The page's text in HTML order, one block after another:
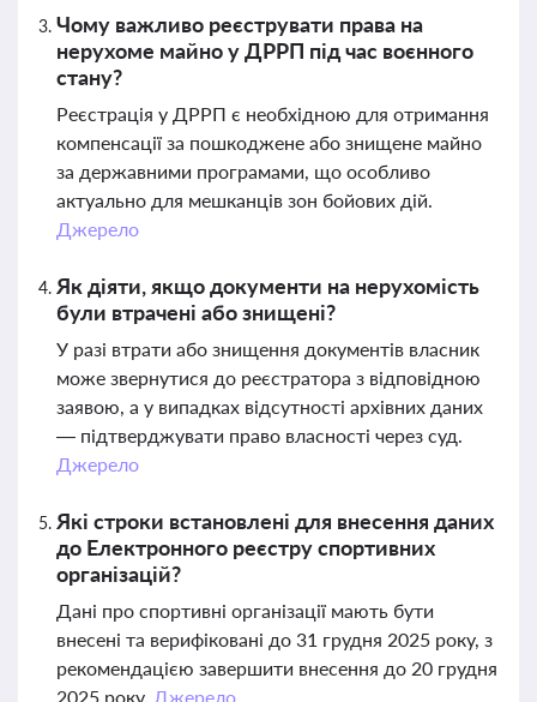
Чому важливо реєструвати права на
нерухоме майно у ДРРП під час воєнного
стану?
Реєстрація у ДРРП є необхідною для отримання
компенсації за пошкоджене або знищене майно
за державними програмами, що особливо
актуально для мешканців зон бойових дій.
Джерело
Як діяти, якщо документи на нерухомість
були втрачені або знищені?
У разі втрати або знищення документів власник
може звернутися до реєстратора з відповідною
заявою, а у випадках відсутності архівних даних
— підтверджувати право власності через суд.
Джерело
Які строки встановлені для внесення даних
до Електронного реєстру спортивних
організацій?
Дані про спортивні організації мають бути
внесені та верифіковані до 31 грудня 2025 року, з
рекомендацією завершити внесення до 20 грудня
2025 року. Джерело